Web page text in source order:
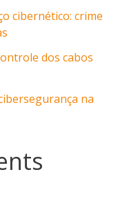
cibernético: crime
dos cabos
na